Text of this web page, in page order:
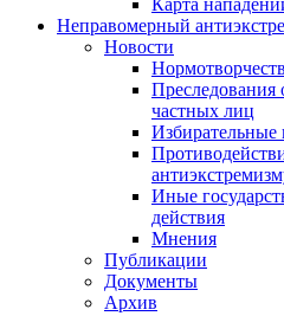
Карта
Неправомерный
Новости
частных лиц
Избирательные
Иные
действия
Мнения
Публикации
Документы
Архив